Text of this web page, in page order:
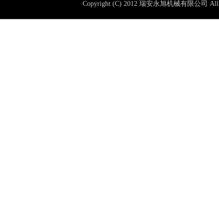
Copyright (C) 2012 瑞安永旭机械有限公司 All